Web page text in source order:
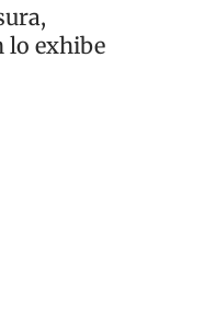
lo exhibe